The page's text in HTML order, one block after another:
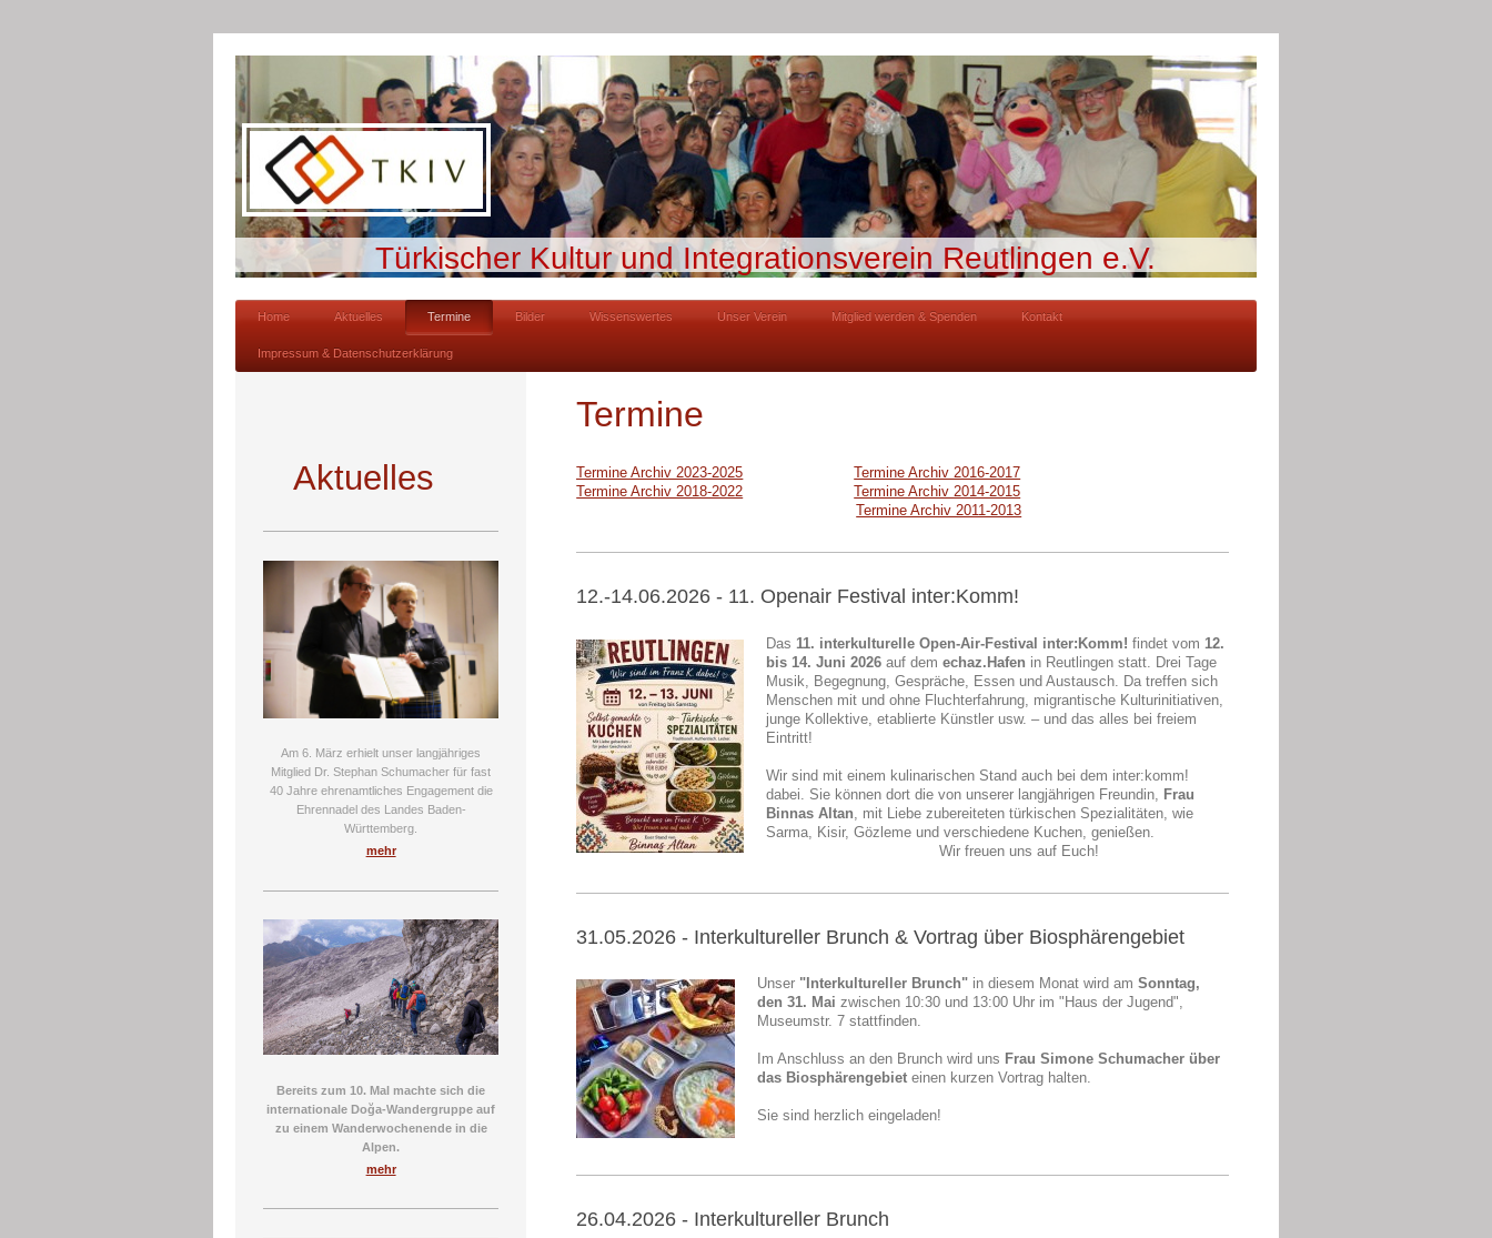
Türkischer Kultur und Integrationsverein Reutlingen e.V.
Home Aktuelles Termine Bilder Wissenswertes Unser Verein Mitglied werden & Spenden Kontakt
Impressum & Datenschutzerklärung
Termine
Termine Archiv 2023-2025
Termine Archiv 2016-2017
Termine Archiv 2018-2022
Termine Archiv 2014-2015
Termine Archiv 2011-2013
12.-14.06.2026 - 11. Openair Festival inter:Komm!
Das 11. interkulturelle Open-Air-Festival inter:Komm! findet vom 12.
bis 14. Juni 2026 auf demechaz.Hafen in Reutlingen statt. Drei Tage
Musik, Begegnung, Gespräche, Essen und Austausch. Da treffen sich
Menschen mit und ohne Fluchterfahrung, migrantische Kulturinitiativen,
junge Kollektive, etablierte Künstler usw. – und das alles bei freiem
Eintritt!
Wir sind mit einem kulinarischen Stand auch bei dem inter:komm!
dabei. Sie können dort die von unserer langjährigen Freundin,
Frau
Binnas Altan , mit Liebe zubereiteten türkischen Spezialitäten, wie
Sarma, Kisir, Gözleme und verschiedene Kuchen, genießen.
Wir freuen uns auf Euch!
31.05.2026 - Interkultureller Brunch & Vortrag über Biosphärengebiet
Unser "Interkultureller Brunch" in diesem Monat wird amSonntag,
den 31. Maizwischen 10:30 und 13:00 Uhr im "Haus der Jugend",
Museumstr. 7 stattfinden.
Im Anschluss an den Brunch wird uns Frau Simone Schumacher über
das Biosphärengebiet einen kurzen Vortrag halten.
Sie sind herzlich eingeladen!
26.04.2026 - Interkultureller Brunch
Aktuelles
Am 6. März erhielt unser langjähriges
Mitglied Dr. Stephan Schumacher für fast
40 Jahre ehrenamtliches Engagement die
Ehrennadel des Landes Baden-
Württemberg.
mehr
Bereits zum 10. Mal machte sich die
internationale Doğa-Wandergruppe auf
zu einem Wanderwochenende in die
Alpen.
mehr